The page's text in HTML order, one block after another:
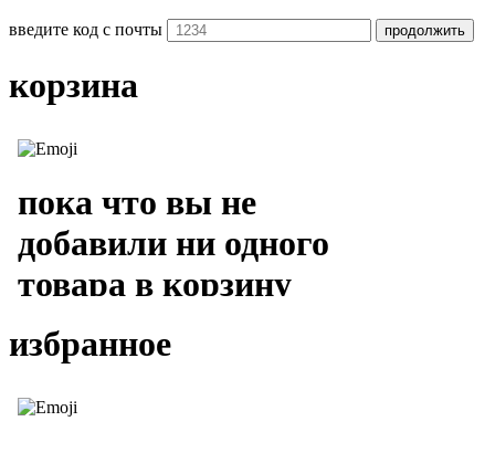
введите код с почты продолжить
корзина
избранное